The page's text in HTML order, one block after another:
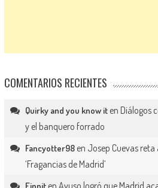
COMENTARIOS RECIENTES
Quirky and you know iten Diálogos
y el banquero forrado
Fancyotter98en Josep Cuevas
‘Fragancias de Madrid’